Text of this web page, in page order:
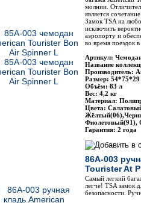
молнии.
является
Замок TSA на
исключить
аэропорту и
во время поездок
Артикул:
Название
Производитель:
Размер: 54*75*29
Объём: 83 л
Вес: 4,2 кг
Материал:
Цвета:
Фиолетовый(91),
Гарантия: 2 года
86A-003
Tourister At
Самый легкий
легче! TSA замок
безопасности.